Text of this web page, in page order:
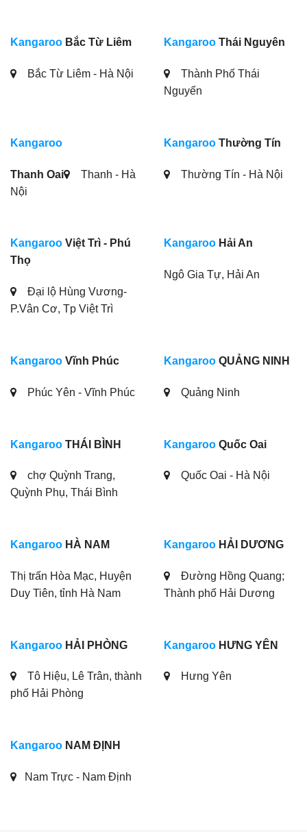
Kangaroo Bắc Từ Liêm
Bắc Từ Liêm - Hà Nội
Kangaroo Thái Nguyên
Thành Phố Thái
Nguyến
Kangaroo
Thanh Oai
Thanh - Hà
Nội
Kangaroo Thường Tín
Thường Tín - Hà Nội
Kangaroo Việt Trì - Phú
Thọ
Đại lộ Hùng Vương-
P.Vân Cơ, Tp Việt Trì
Kangaroo Hải An
Ngô Gia Tự, Hải An
Kangaroo Vĩnh Phúc
Phúc Yên - Vĩnh Phúc
Kangaroo QUẢNG NINH
Quảng Ninh
Kangaroo THÁI BÌNH
chợ Quỳnh Trang,
Quỳnh Phụ, Thái Bình
Kangaroo Quốc Oai
Quốc Oai - Hà Nội
Kangaroo HÀ NAM
Thị trấn Hòa Mạc, Huyện
Duy Tiên, tỉnh Hà Nam
Kangaroo HẢI DƯƠNG
Đường Hồng Quang;
Thành phố Hải Dương
Kangaroo HẢI PHÒNG
Tô Hiệu, Lê Trân, thành
phố Hải Phòng
Kangaroo HƯNG YÊN
Hưng Yên
Kangaroo NAM ĐỊNH
Nam Trực - Nam Định